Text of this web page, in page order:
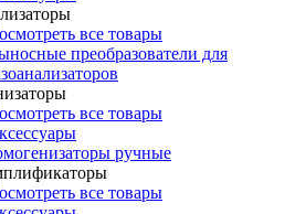
все товары
преобразователи для
все товары
ручные
все товары